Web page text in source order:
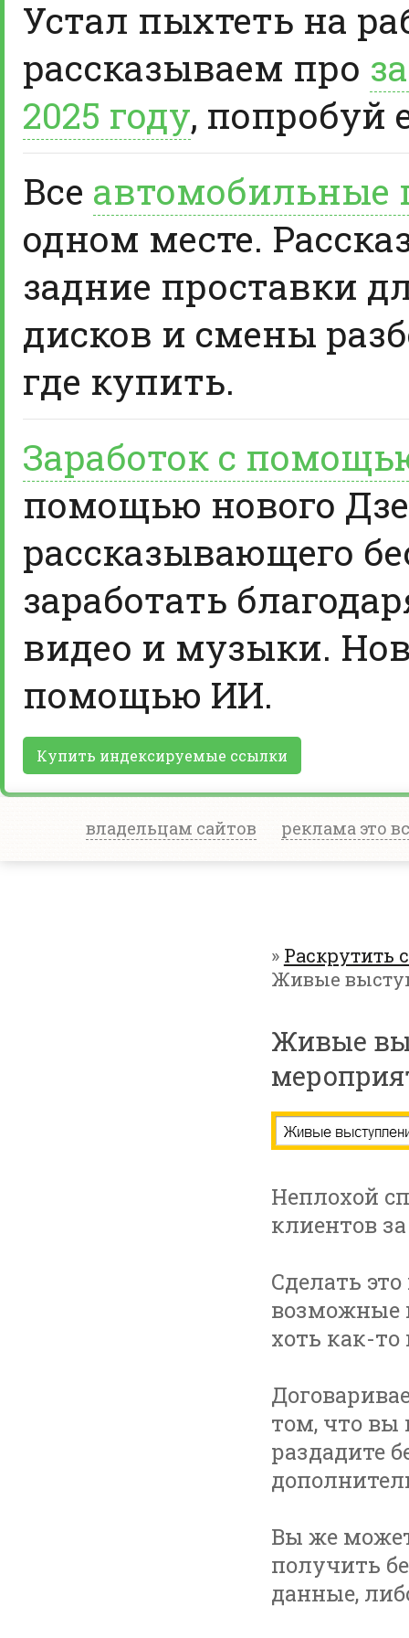
Устал пыхтеть на
рассказываем про
2025 году, попробуй
Все автомобильные
одном месте.
задние проставки
дисков и смены
где купить.
Заработок с
помощью нового
рассказывающего
заработать
видео и музыки.
помощью ИИ.
Купить индексируемые ссылки
владельцам сайтов реклама это
» Раскрутить
Живые
Живые
Неплохой
клиентов
Сделать
возможные
хоть как-
том, что вы
раздадите
Вы же
получить
данные,